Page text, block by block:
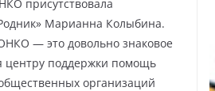
присутствовала
Марианна Колыбина.
— это довольно знаковое
центру поддержки помощь
организаций